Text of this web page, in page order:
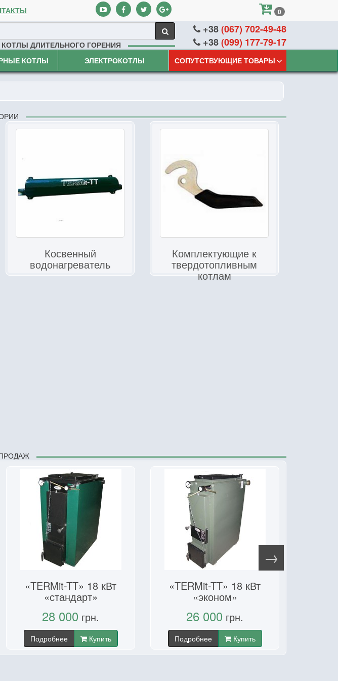
0
ДЛИТЕЛЬНОГО ГОРЕНИЯ
+38(067) 702-49-48
+38(099) 177-79-17
КОТЛЫ ЭЛЕКТРОКОТЛЫ СОПУТСТВУЮЩИЕ ТОВАРЫ
Косвенный
водонагреватель
Комплектующие к
твердотопливным
котлам
«TERMit-TT» 18 кВт
«стандарт»
28 000 грн.
Подробнее Купить
«TERMit-TT» 18 кВт
«эконом»
26 000 грн.
Подробнее Купить